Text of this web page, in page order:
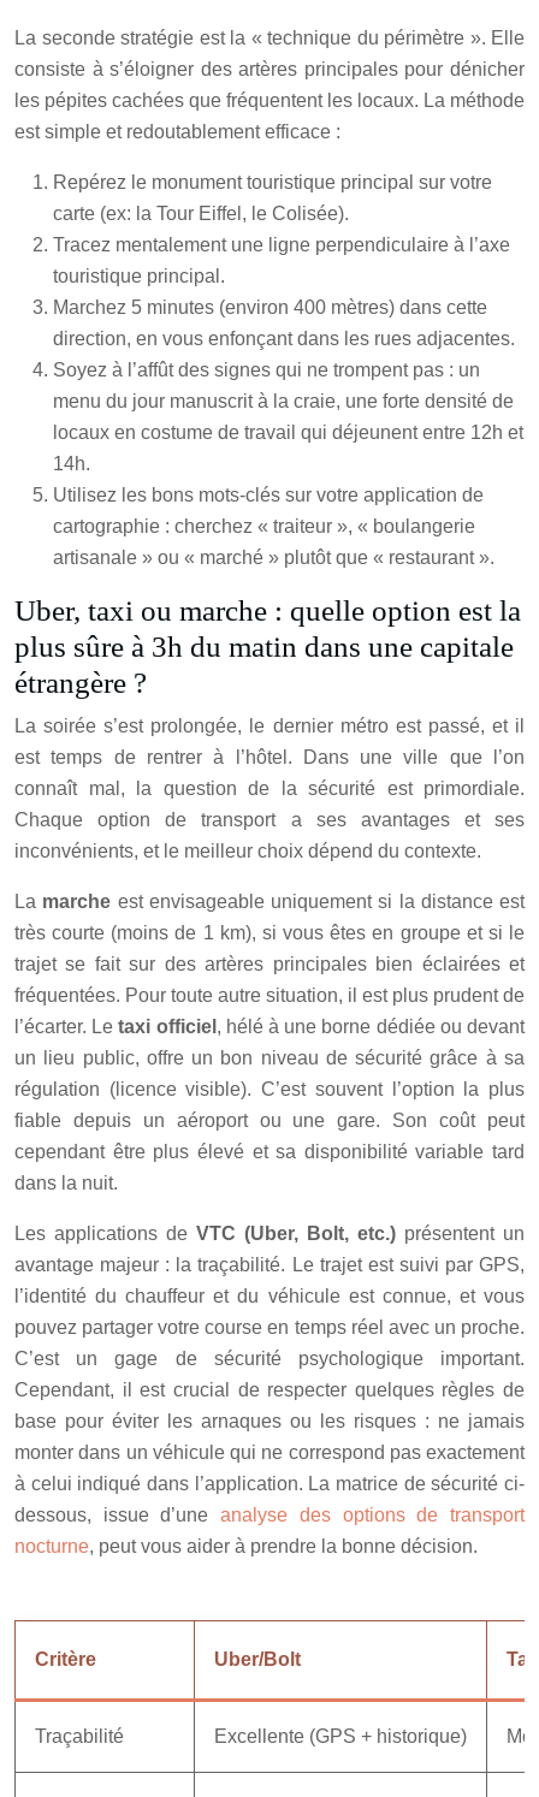
La seconde stratégie est la « technique du périmètre ». Elle
consiste à s’éloigner des artères principales pour dénicher
les pépites cachées que fréquentent les locaux. La méthode
est simple et redoutablement efficace :
Repérez le monument touristique principal sur votre
carte (ex: la Tour Eiffel, le Colisée).
Tracez mentalement une ligne perpendiculaire à l’axe
touristique principal.
Marchez 5 minutes (environ 400 mètres) dans cette
direction, en vous enfonçant dans les rues adjacentes.
Soyez à l’affût des signes qui ne trompent pas : un
menu du jour manuscrit à la craie, une forte densité de
locaux en costume de travail qui déjeunent entre 12h et
14h.
Utilisez les bons mots-clés sur votre application de
cartographie : cherchez « traiteur », « boulangerie
artisanale » ou « marché » plutôt que « restaurant ».
Uber, taxi ou marche : quelle option est la
plus sûre à 3h du matin dans une capitale
étrangère ?
La soirée s’est prolongée, le dernier métro est passé, et il
est temps de rentrer à l’hôtel. Dans une ville que l’on
connaît mal, la question de la sécurité est primordiale.
Chaque option de transport a ses avantages et ses
inconvénients, et le meilleur choix dépend du contexte.
La marche est envisageable uniquement si la distance est
très courte (moins de 1 km), si vous êtes en groupe et si le
trajet se fait sur des artères principales bien éclairées et
fréquentées. Pour toute autre situation, il est plus prudent de
l’écarter. Letaxi officiel , hélé à une borne dédiée ou devant
un lieu public, offre un bon niveau de sécurité grâce à sa
régulation (licence visible). C’est souvent l’option la plus
fiable depuis un aéroport ou une gare. Son coût peut
cependant être plus élevé et sa disponibilité variable tard
dans la nuit.
Les applications de VTC (Uber, Bolt, etc.) présentent un
avantage majeur : la traçabilité. Le trajet est suivi par GPS,
l’identité du chauffeur et du véhicule est connue, et vous
pouvez partager votre course en temps réel avec un proche.
C’est un gage de sécurité psychologique important.
Cependant, il est crucial de respecter quelques règles de
base pour éviter les arnaques ou les risques : ne jamais
monter dans un véhicule qui ne correspond pas exactement
à celui indiqué dans l’application. La matrice de sécurité ci-
dessous, issue d’uneanalyse des options de transport
nocturne, peut vous aider à prendre la bonne décision.
Critère Uber/Bolt
Traçabilité Excellente (GPS + historique)